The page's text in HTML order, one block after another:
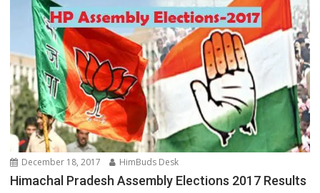
December 18, 2017 HimBuds Desk
Himachal Pradesh Assembly Elections 2017 Results